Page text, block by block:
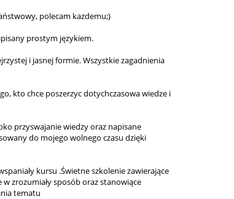
polecam kazdemu;)
prostym językiem.
i jasnej formie. Wszystkie zagadnienia
kto chce poszerzyc dotychczasowa wiedze i
przyswajanie wiedzy oraz napisane
do mojego wolnego czasu dzięki
kursu .Świetne szkolenie zawierające
w zrozumiały sposób oraz stanowiące
tematu